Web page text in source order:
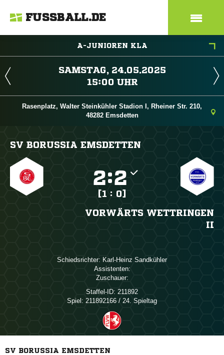
FUSSBALL.DE
A-JUNIOREN KLA
 
 
Rasenplatz, Walter Steinkühler Stadion I, Rheiner Str. 210,
48282 Emsdetten
SV BORUSSIA EMSDETTEN
:
[1 : 0]
VORWÄRTS WETTRINGEN
II
Schiedsrichter:  
Assistenten:
Zuschauer:
Staffel-ID: 211892
Spiel: 211892166 / 24. Spieltag
SV BORUSSIA EMSDETTEN